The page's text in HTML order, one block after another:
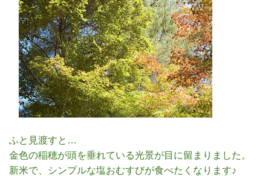
ふと見渡すと…
金色の稲穂が頭を垂れている光景が目に留まりました。
新米で、シンプルな塩おむすびが食べたくなります♪